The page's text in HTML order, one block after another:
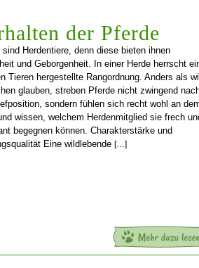
der Pferde
sind Herdentiere, denn diese bieten ihnen
und Geborgenheit. In einer Herde herrscht
Tieren hergestellte Rangordnung. Anders als
glauben, streben Pferde nicht zwingend
sondern fühlen sich recht wohl an
wissen, welchem Herdenmitglied sie frech
begegnen können. Charakterstärke und
Eine wildlebende […]